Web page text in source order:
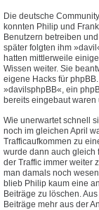
Die deutsche
konnten Philip und
Benutzern betreiben
später folgten ihm
hatten mittlerweile
Wissen weiter. Sie
eigene Hacks für
»davilsphpBB«, ein
bereits eingebaut waren
Wie unerwartet schnell
noch im gleichen April
Trafficaufkommen zu
wurde dann auch gleich
der Traffic immer weiter
man damals noch
blieb Philip kaum eine
Beiträge zu löschen.
Beiträge mehr aus der